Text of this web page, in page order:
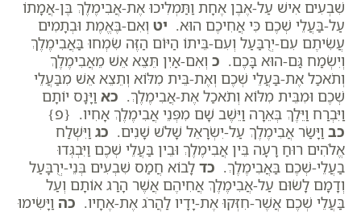
שִׁבְעִים אִישׁ עַל-אֶבֶן אֶחָת וַתַּמְלִיכוּ אֶת-אֲבִימֶלֶךְ בֶּן-אֲמָתוֹ
עַל-בַּעֲלֵי שְׁכֶם כִּי אֲחִיכֶם הוּא. יט וְאִם-בֶּאֱמֶת וּבְתָמִים
עֲשִׂיתֶם עִם-יְרֻבַּעַל וְעִם-בֵּיתוֹ הַיּוֹם הַזֶּה שִׂמְחוּ בַּאֲבִימֶלֶךְ
וְיִשְׂמַח גַּם-הוּא בָּכֶם. כ וְאִם-אַיִן תֵּצֵא אֵשׁ מֵאֲבִימֶלֶךְ
וְתֹאכַל אֶת-בַּעֲלֵי שְׁכֶם וְאֶת-בֵּית מִלּוֹא וְתֵצֵא אֵשׁ מִבַּעֲלֵי
שְׁכֶם וּמִבֵּית מִלּוֹא וְתֹאכַל אֶת-אֲבִימֶלֶךְ. כא וַיָּנָס יוֹתָם
וַיִּבְרַח וַיֵּלֶךְ בְּאֵרָה וַיֵּשֶׁב שָׁם מִפְּנֵי אֲבִימֶלֶךְ אָחִיו. {פ}
כב וַיָּשַׂר אֲבִימֶלֶךְ עַל-יִשְׂרָאֵל שָׁלֹשׁ שָׁנִים. כג וַיִּשְׁלַח
אֱלֹהִים רוּחַ רָעָה בֵּין אֲבִימֶלֶךְ וּבֵין בַּעֲלֵי שְׁכֶם וַיִּבְגְּדוּ
בַעֲלֵי-שְׁכֶם בַּאֲבִימֶלֶךְ. כד לָבוֹא חֲמַס שִׁבְעִים בְּנֵי-יְרֻבָּעַל
וְדָמָם לָשׂוּם עַל-אֲבִימֶלֶךְ אֲחִיהֶם אֲשֶׁר הָרַג אוֹתָם וְעַל
בַּעֲלֵי שְׁכֶם אֲשֶׁר-חִזְּקוּ אֶת-יָדָיו לַהֲרֹג אֶת-אֶחָיו. כה וַיָּשִׂימוּ